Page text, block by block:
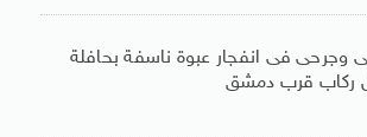
وجرحى فى انفجار عبوة ناسفة بحافلة
ركاب قرب دمشق